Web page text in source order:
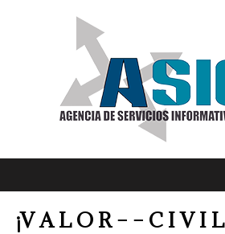
¡V A L O R – – C I V I